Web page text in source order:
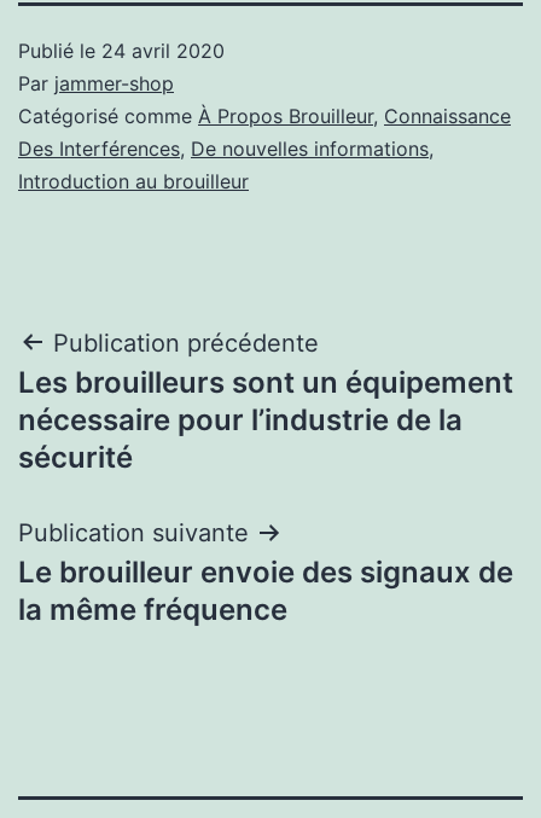
Publié le 24 avril 2020
Par jammer-shop
Catégorisé comme À Propos Brouilleur, Connaissance
Des Interférences, De nouvelles informations,
Introduction au brouilleur
Navigation
de
l’article
Publication précédente
Les brouilleurs sont un équipement
nécessaire pour l’industrie de la
sécurité
Publication suivante
Le brouilleur envoie des signaux de
la même fréquence